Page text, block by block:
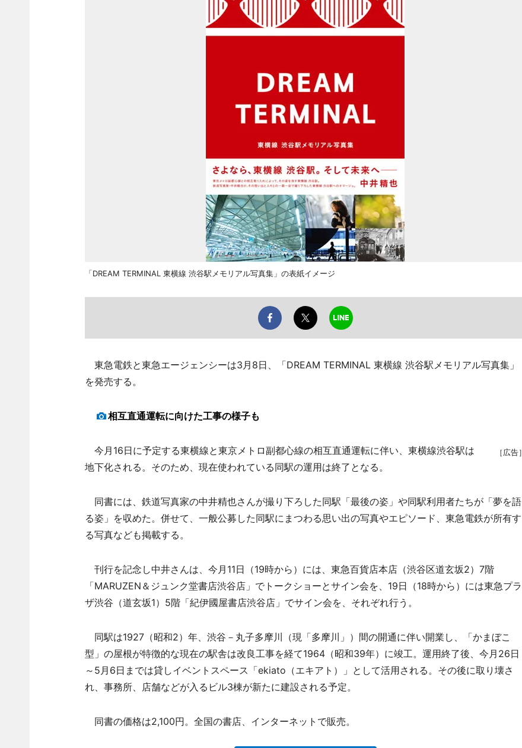
「DREAM TERMINAL 東横線 渋谷駅メモリアル写真集」の表紙イメージ
東急電鉄と東急エージェンシーは3月8日、「DREAM TERMINAL 東横線 渋谷駅メモリアル写真集」
を発売する。
相互直通運転に向けた工事の様子も
［広告］
今月16日に予定する東横線と東京メトロ副都心線の相互直通運転に伴い、東横線渋谷駅は
地下化される。そのため、現在使われている同駅の運用は終了となる。
同書には、鉄道写真家の中井精也さんが撮り下ろした同駅「最後の姿」や同駅利用者たちが「夢を語
る姿」を収めた。併せて、一般公募した同駅にまつわる思い出の写真やエピソード、東急電鉄が所有す
る写真なども掲載する。
刊行を記念し中井さんは、今月11日（19時から）には、東急百貨店本店（渋谷区道玄坂2）7階
「MARUZEN＆ジュンク堂書店渋谷店」でトークショーとサイン会を、19日（18時から）には東急プラ
ザ渋谷（道玄坂1）5階「紀伊國屋書店渋谷店」でサイン会を、それぞれ行う。
同駅は1927（昭和2）年、渋谷－丸子多摩川（現「多摩川」）間の開通に伴い開業し、「かまぼこ
型」の屋根が特徴的な現在の駅舎は改良工事を経て1964（昭和39年）に竣工。運用終了後、今月26日
～5月6日までは貸しイベントスペース「ekiato（エキアト）」として活用される。その後に取り壊さ
れ、事務所、店舗などが入るビル3棟が新たに建設される予定。
同書の価格は2,100円。全国の書店、インターネットで販売。